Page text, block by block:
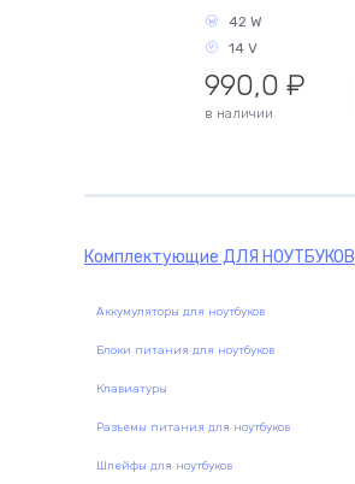
42 W
14 V
990,0 ₽
в наличии
Комплектующие ДЛЯ НОУТБУКОВ
Аккумуляторы для ноутбуков
Блоки питания для ноутбуков
Клавиатуры
Разъемы питания для ноутбуков
Шлейфы для ноутбуков